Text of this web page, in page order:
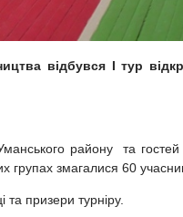
відбувся І тур
району та
групах змагалися 60
призери турніру.